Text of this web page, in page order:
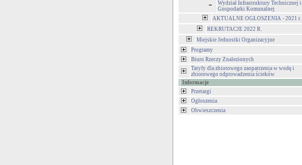
Wydział Infrastruktury Technicznej i
Gospodarki Komunalnej
AKTUALNE OGŁOSZENIA - 2021 r.
REKRUTACJE 2022 R.
Miejskie Jednostki Organizacyjne
Programy
Biuro Rzeczy Znalezionych
Tatyfy dla zbiorowego zaopatrzenia w wodę i
zbiorowego odprowadzenia ścieków
Informacje
Przetargi
Ogłoszenia
Obwieszczenia